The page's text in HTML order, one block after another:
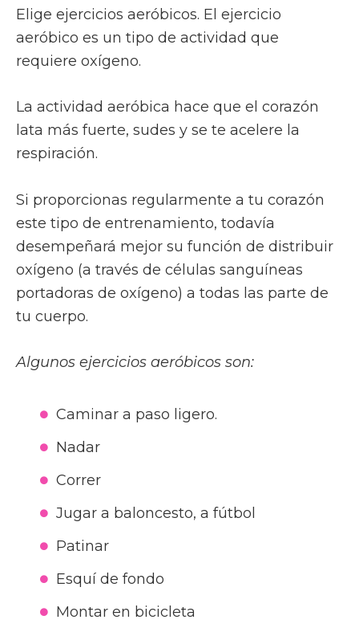
Elige ejercicios aeróbicos. El ejercicio
aeróbico es un tipo de actividad que
requiere oxígeno.
La actividad aeróbica hace que el corazón
lata más fuerte, sudes y se te acelere la
respiración.
Si proporcionas regularmente a tu corazón
este tipo de entrenamiento, todavía
desempeñará mejor su función de distribuir
oxígeno (a través de células sanguíneas
portadoras de oxígeno) a todas las parte de
tu cuerpo.
Algunos ejercicios aeróbicos son:
Caminar a paso ligero.
Nadar
Correr
Jugar a baloncesto, a fútbol
Patinar
Esquí de fondo
Montar en bicicleta